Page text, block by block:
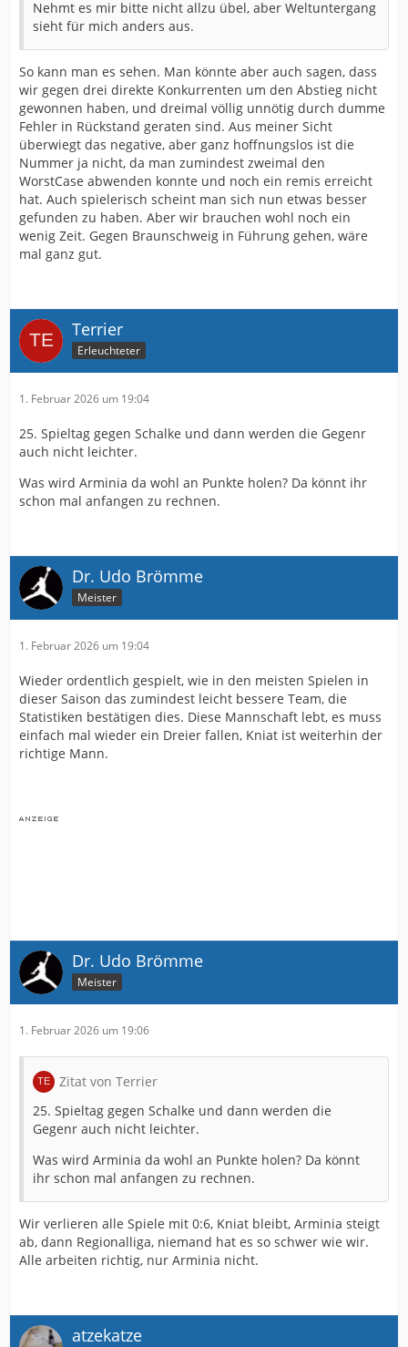
Nehmt es mir bitte nicht allzu übel, aber Weltuntergang
sieht für mich anders aus.
So kann man es sehen. Man könnte aber auch sagen, dass
wir gegen drei direkte Konkurrenten um den Abstieg nicht
gewonnen haben, und dreimal völlig unnötig durch dumme
Fehler in Rückstand geraten sind. Aus meiner Sicht
überwiegt das negative, aber ganz hoffnungslos ist die
Nummer ja nicht, da man zumindest zweimal den
WorstCase abwenden konnte und noch ein remis erreicht
hat. Auch spielerisch scheint man sich nun etwas besser
gefunden zu haben. Aber wir brauchen wohl noch ein
wenig Zeit. Gegen Braunschweig in Führung gehen, wäre
mal ganz gut.
Terrier
Erleuchteter
1. Februar 2026 um 19:04
25. Spieltag gegen Schalke und dann werden die Gegenr
auch nicht leichter.
Was wird Arminia da wohl an Punkte holen? Da könnt ihr
schon mal anfangen zu rechnen.
Dr. Udo Brömme
Meister
1. Februar 2026 um 19:04
Wieder ordentlich gespielt, wie in den meisten Spielen in
dieser Saison das zumindest leicht bessere Team, die
Statistiken bestätigen dies. Diese Mannschaft lebt, es muss
einfach mal wieder ein Dreier fallen, Kniat ist weiterhin der
richtige Mann.
Dr. Udo Brömme
Meister
1. Februar 2026 um 19:06
Zitat von Terrier
25. Spieltag gegen Schalke und dann werden die
Gegenr auch nicht leichter.
Was wird Arminia da wohl an Punkte holen? Da könnt
ihr schon mal anfangen zu rechnen.
Wir verlieren alle Spiele mit 0:6, Kniat bleibt, Arminia steigt
ab, dann Regionalliga, niemand hat es so schwer wie wir.
Alle arbeiten richtig, nur Arminia nicht.
atzekatze